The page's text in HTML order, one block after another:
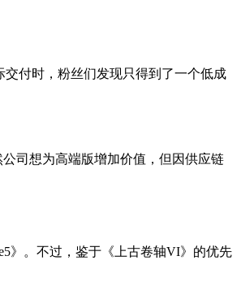
交付时，粉丝们发现只得到了一个低成
司想为高端版增加价值，但因供应链
》。不过，鉴于《上古卷轴VI》的优先